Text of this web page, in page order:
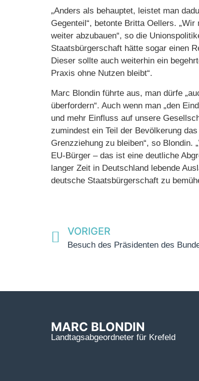
„Anders als behauptet, leistet man
Gegenteil“, betonte Britta Oellers.
weiter abzubauen“, so die
Staatsbürgerschaft hätte sogar einen
Dieser sollte auch weiterhin ein
Praxis ohne Nutzen bleibt“.
Marc Blondin führte aus, man dürfe
überfordern“. Auch wenn man „den
und mehr Einfluss auf unsere
zumindest ein Teil der Bevölkerung
Grenzziehung zu bleiben“, so Blondin.
EU-Bürger – das ist eine deutliche
langer Zeit in Deutschland lebende
deutsche Staatsbürgerschaft zu
VORIGER
Besuch des Präsidenten des
MARC BLONDIN
Landtagsabgeordneter für Krefeld